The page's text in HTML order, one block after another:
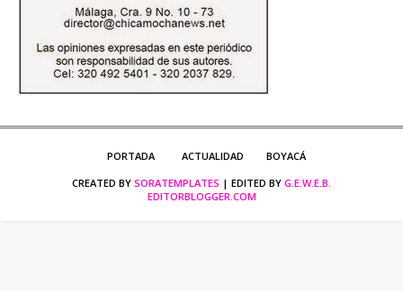
PORTADA ACTUALIDAD
BOYACÁ
CREATED BY SORATEMPLATES | EDITED BY G.E.W.E.B.
EDITORBLOGGER.COM